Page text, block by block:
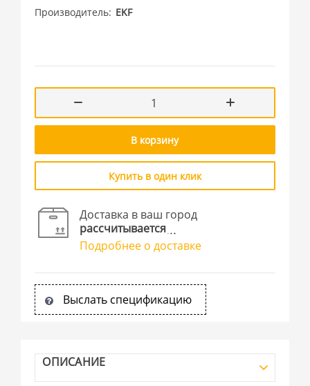
Производитель EKF
В корзину
Купить в один клик
Доставка в ваш город
рассчитывается
Подробнее о доставке
Выслать спецификацию
ОПИСАНИЕ